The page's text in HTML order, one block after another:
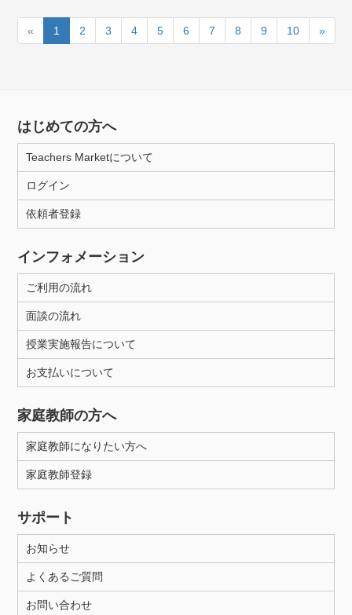
« 1 2 3 4 5 6 7 8 9 10 »
はじめての方へ
Teachers Marketについて
ログイン
依頼者登録
インフォメーション
ご利用の流れ
面談の流れ
授業実施報告について
お支払いについて
家庭教師の方へ
家庭教師になりたい方へ
家庭教師登録
サポート
お知らせ
よくあるご質問
お問い合わせ